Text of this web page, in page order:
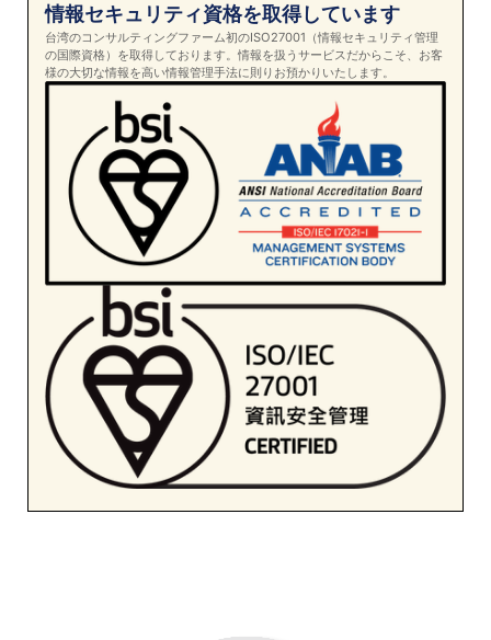
情報セキュリティ資格を取得しています
台湾のコンサルティングファーム初のISO27001（情報セキュリティ管理
の国際資格）を取得しております。情報を扱うサービスだからこそ、お客
様の大切な情報を高い情報管理手法に則りお預かりいたします。